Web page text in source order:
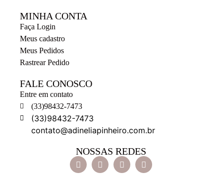
MINHA CONTA
Faça Login
Meus cadastro
Meus Pedidos
Rastrear Pedido
FALE CONOSCO
Entre em contato
(33)98432-7473
(33)98432-7473
contato@adineliapinheiro.com.br
NOSSAS REDES